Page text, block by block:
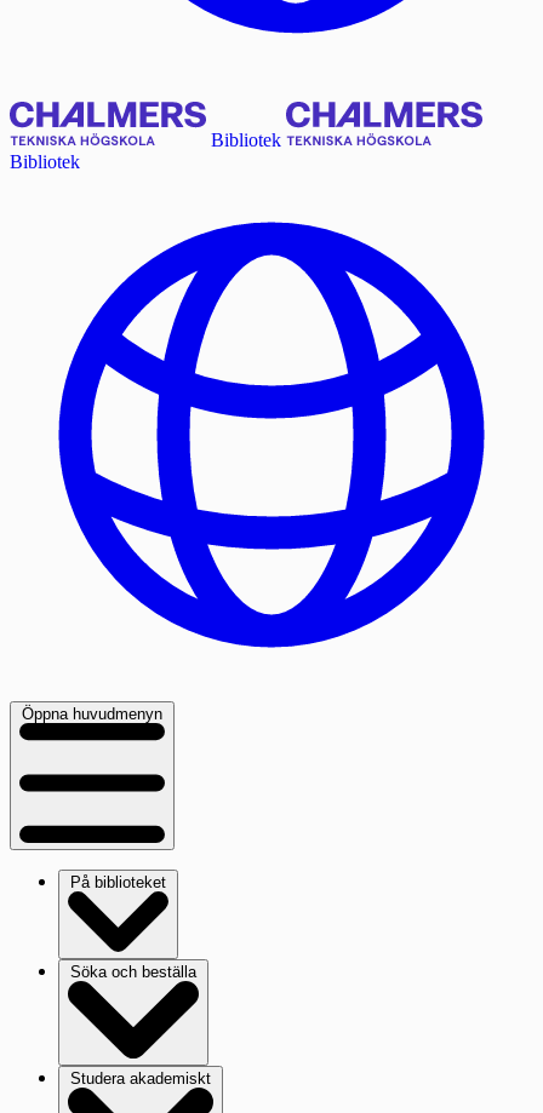
Bibliotek
Bibliotek
Öppna huvudmenyn
På biblioteket
Söka och beställa
Studera akademiskt